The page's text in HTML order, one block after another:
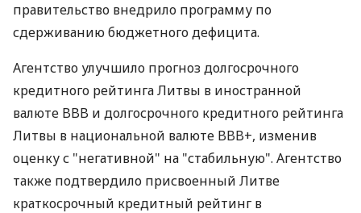
правительство внедрило программу по
сдерживанию бюджетного дефицита.
Агентство улучшило прогноз долгосрочного
кредитного рейтинга Литвы в иностранной
валюте BBB и долгосрочного кредитного рейтинга
Литвы в национальной валюте BBB+, изменив
оценку с "негативной" на "стабильную". Агентство
также подтвердило присвоенный Литве
краткосрочный кредитный рейтинг в